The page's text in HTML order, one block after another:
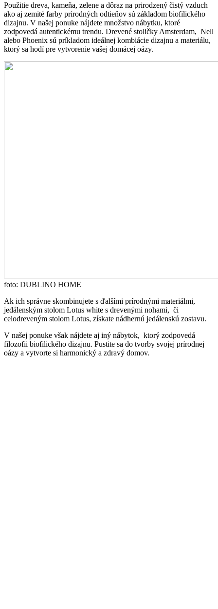
Použitie dreva, kameňa, zelene a dôraz na prirodzený čistý vzduch
ako aj zemité farby prírodných odtieňov sú základom biofilického
dizajnu. V našej ponuke nájdete množstvo nábytku, ktoré
zodpovedá autentickému trendu. Drevené stoličky Amsterdam, Nell
alebo Phoenix sú príkladom ideálnej kombiácie dizajnu a materiálu,
ktorý sa hodí pre vytvorenie vašej domácej oázy.
foto: DUBLINO HOME
Ak ich správne skombinujete s ďalšími prírodnými materiálmi,
jedálenským stolom Lotus white s drevenými nohami, či
celodreveným stolom Lotus, získate nádhernú jedálenskú zostavu.
V našej ponuke však nájdete aj iný nábytok, ktorý zodpovedá
filozofii biofilického dizajnu. Pustite sa do tvorby svojej prírodnej
oázy a vytvorte si harmonický a zdravý domov.